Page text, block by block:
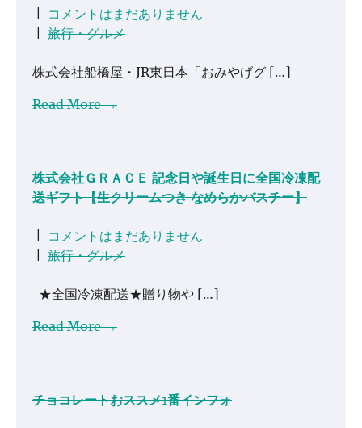
コメントはまだありません
旅行・グルメ
株式会社船橋屋・JR東日本「おみやげグ […]
Read More →
株式会社ＧＲＡＣＥ 記念日や誕生日に全国冷凍配
送ギフト【生クリームつき なめらかバスチー】
コメントはまだありません
旅行・グルメ
★全国冷凍配送★贈り物や […]
Read More →
チョコレートおススメ1番インフォ